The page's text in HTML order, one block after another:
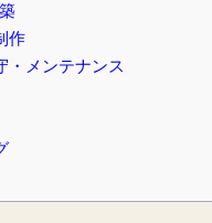
作
・メンテナンス